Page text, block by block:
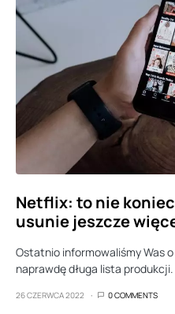
Netflix: to nie
usunie jeszcze
Ostatnio informowaliśmy Was
naprawdę długa lista
26 CZERWCA 2022 0 COMMENTS